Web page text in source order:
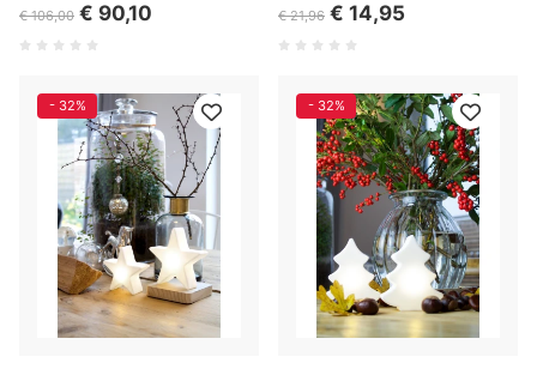
€ 106,00 € 90,10 € 21,96 € 14,95
- 32% - 32%